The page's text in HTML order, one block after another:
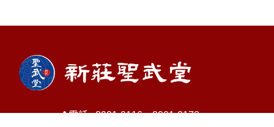
電話 : 2901-0116、2901-0178